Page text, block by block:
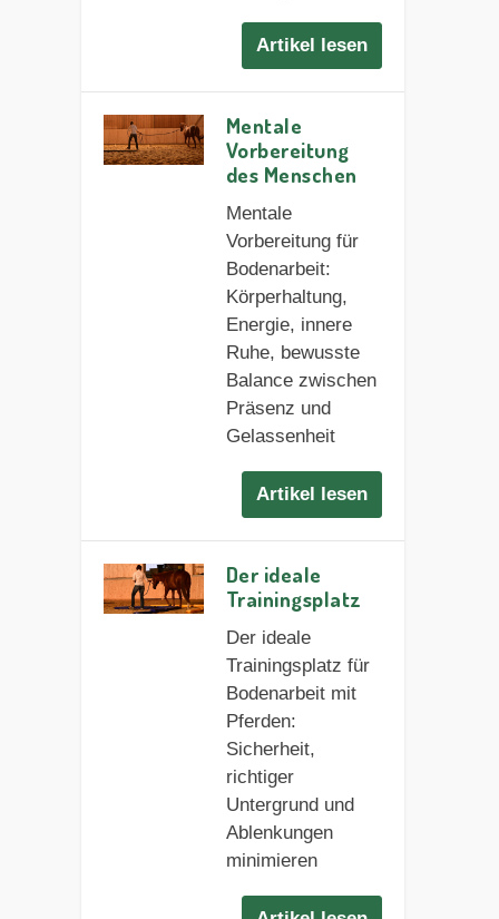
Artikel lesen
Mentale
Vorbereitung
des Menschen
Mentale
Vorbereitung für
Bodenarbeit:
Körperhaltung,
Energie, innere
Ruhe, bewusste
Balance zwischen
Präsenz und
Gelassenheit
Artikel lesen
Der ideale
Trainingsplatz
Der ideale
Trainingsplatz für
Bodenarbeit mit
Pferden:
Sicherheit,
richtiger
Untergrund und
Ablenkungen
minimieren